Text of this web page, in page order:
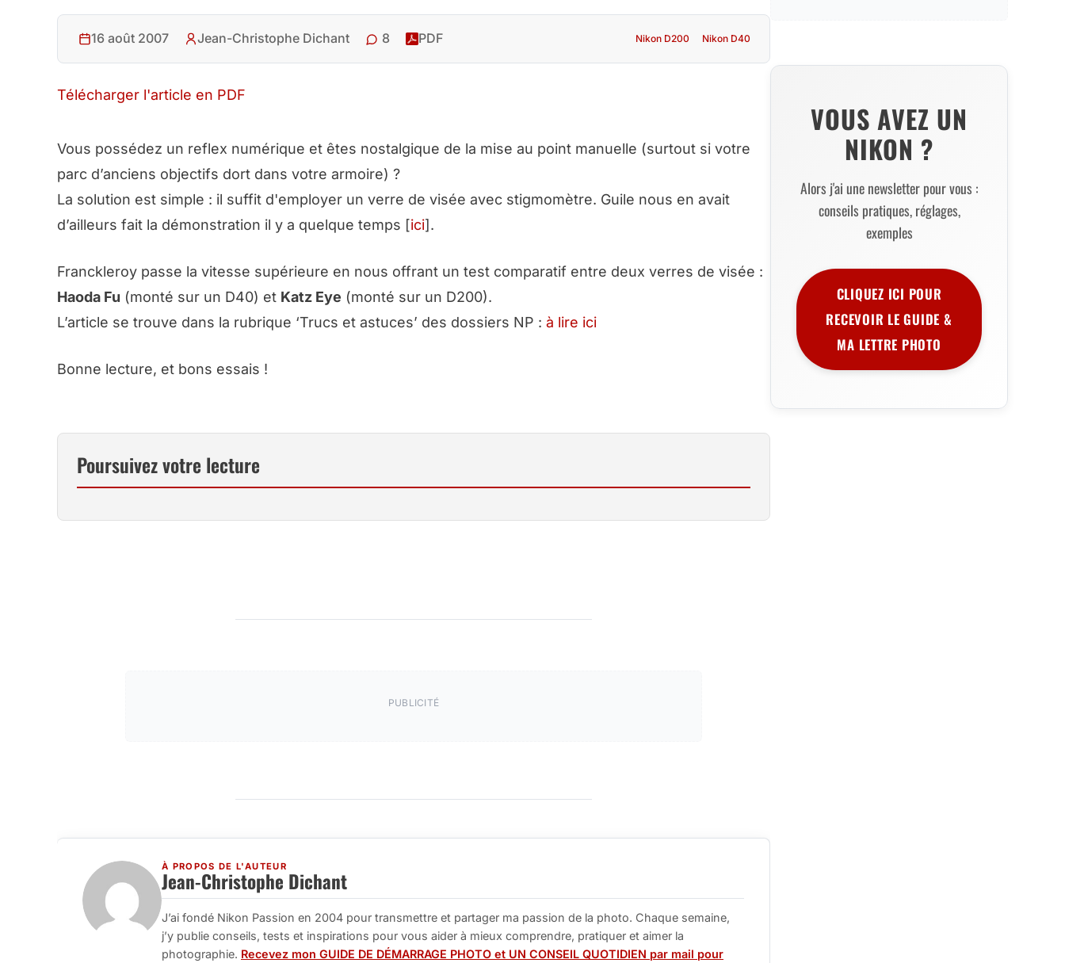
16 août 2007 Jean-Christophe Dichant 8 PDF Nikon D200 Nikon D40
Télécharger l'article en PDF
Vous possédez un reflex numérique et êtes nostalgique de la mise au point manuelle (surtout si votre
parc d’anciens objectifs dort dans votre armoire) ?
La solution est simple : il suffit d'employer un verre de visée avec stigmomètre. Guile nous en avait
d’ailleurs fait la démonstration il y a quelque temps [ici].
Franckleroy passe la vitesse supérieure en nous offrant un test comparatif entre deux verres de visée :
Haoda Fu (monté sur un D40) et Katz Eye (monté sur un D200).
L’article se trouve dans la rubrique ‘Trucs et astuces’ des dossiers NP : à lire ici
Bonne lecture, et bons essais !
Poursuivez votre lecture
PUBLICITÉ
À PROPOS DE L'AUTEUR
Jean-Christophe Dichant
J’ai fondé Nikon Passion en 2004 pour transmettre et partager ma passion de la photo. Chaque semaine,
j’y publie conseils, tests et inspirations pour vous aider à mieux comprendre, pratiquer et aimer la
photographie. Recevez mon GUIDE DE DÉMARRAGE PHOTO et UN CONSEIL QUOTIDIEN par mail pour
VOUS AVEZ UN
NIKON ?
Alors j'ai une newsletter pour vous :
conseils pratiques, réglages,
exemples
CLIQUEZ ICI POUR
RECEVOIR LE GUIDE &
MA LETTRE PHOTO